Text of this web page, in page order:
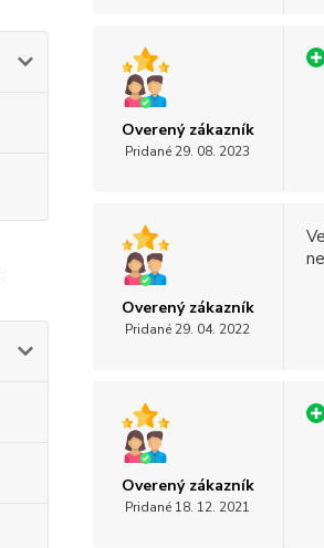
Overený zákazník
Pridané 29. 08. 2023
Overený zákazník
Pridané 29. 04. 2022
Overený zákazník
Pridané 18. 12. 2021